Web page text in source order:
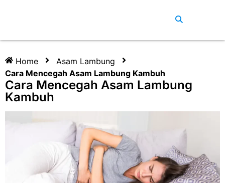
Home
Asam Lambung
Cara Mencegah Asam Lambung Kambuh
Cara Mencegah Asam Lambung
Kambuh